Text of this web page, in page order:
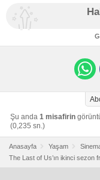
Şu anda 1 misafirin
(0,235 sn.)
Anasayfa Yaşam
The Last of Us’ın ikinci sezon